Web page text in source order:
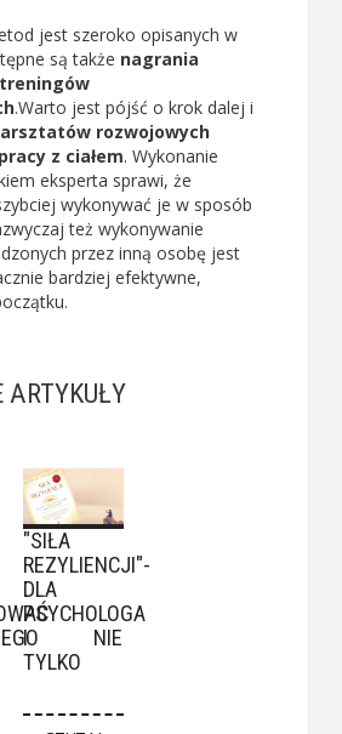
jest szeroko opisanych w
są także nagrania
.Warto jest pójść o krok dalej i
rozwojowych
z ciałem. Wykonanie
eksperta sprawi, że
wykonywać je w sposób
też wykonywanie
przez inną osobę jest
bardziej efektywne,
ARTYKUŁY
"SIŁA
REZYLIENCJI"-
DLA
PSYCHOLOGA
I NIE
TYLKO